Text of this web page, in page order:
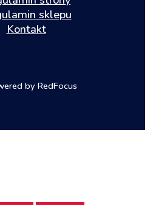
sklepu
Kontakt
by RedFocus